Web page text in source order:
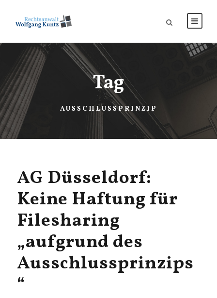
Tag
AUSSCHLUSSPRINZIP
AG Düsseldorf:
Keine Haftung für
Filesharing
„aufgrund des
Ausschlussprinzips
“